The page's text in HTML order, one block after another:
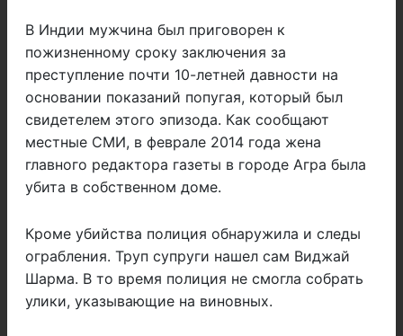
В Индии мужчина был приговорен к
пожизненному сроку заключения за
преступление почти 10-летней давности на
основании показаний попугая, который был
свидетелем этого эпизода. Как сообщают
местные СМИ, в феврале 2014 года жена
главного редактора газеты в городе Агра была
убита в собственном доме.
Кроме убийства полиция обнаружила и следы
ограбления. Труп супруги нашел сам Виджай
Шарма. В то время полиция не смогла собрать
улики, указывающие на виновных.